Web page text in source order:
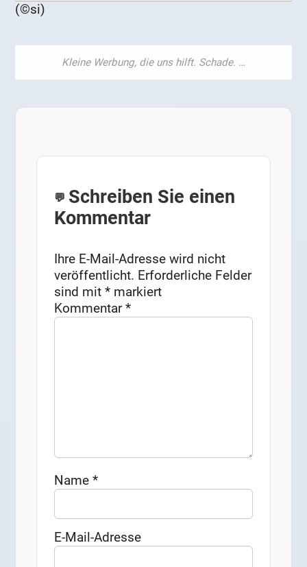
(©si)
Schreiben Sie einen
Kommentar
Ihre E-Mail-Adresse wird nicht
veröffentlicht. Erforderliche Felder
sind mit* markiert
Kommentar*
Name*
E-Mail-Adresse